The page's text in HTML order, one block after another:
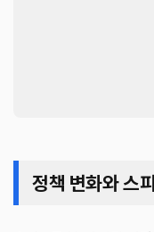
정책 변화와 스